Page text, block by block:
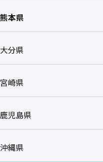
熊本県
大分県
宮崎県
鹿児島県
沖縄県